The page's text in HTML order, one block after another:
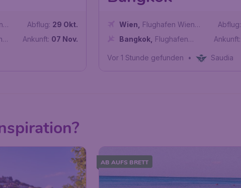
Abflug: 29 Okt.
Ankunft: 07 Nov.
Wien
Flughafen Wien
Schwechat
Bangkok Flughafen
Abflug:
Ankunft:
Vor 1 Stunde gefunden • Saudia
AB AUFS BRETT